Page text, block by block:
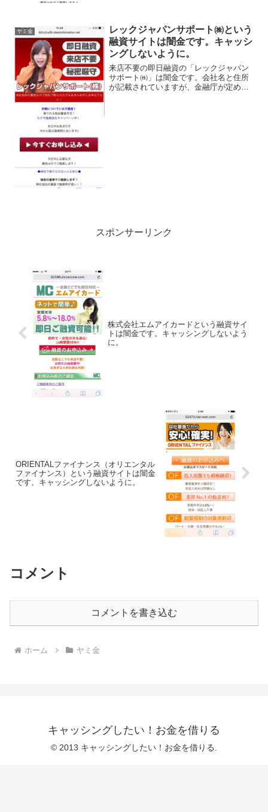
ヤミ金
レックジャパンサポート㈱という
融資サイトは闇金です。キャッシ
ングしないように。
来店不要の即日融資の「レックジャパン
サポート㈱」は闇金です。会社名と住所
が記載されていますが、金融庁が定める
スポンサーリンク
株式会社エムアイカードという融資サイ
トは闇金です。キャッシングしないよう
に。
ORIENTALファイナンス（オリエンタル
ファイナンス）という融資サイトは闇金
です。キャッシングしないように。
コメント
コメントを書き込む
ホーム ヤミ金
キャッシングしたい！お金を借りる
© 2013 キャッシングしたい！お金を借りる.